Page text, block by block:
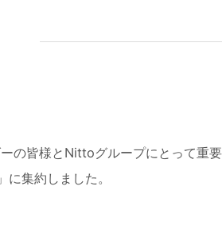
の皆様とNittoグループにとって重
集約しました。